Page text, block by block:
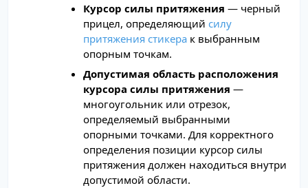
Курсор силы притяжения — черный
прицел, определяющий силу
притяжения стикера к выбранным
опорным точкам.
Допустимая область расположения
курсора силы притяжения —
многоугольник или отрезок,
определяемый выбранными
опорными точками. Для корректного
определения позиции курсор силы
притяжения должен находиться внутри
допустимой области.